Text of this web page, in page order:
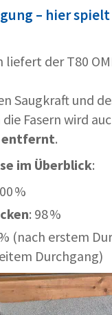
– hier spielt
liefert der T80
Saugkraft und
Fasern wird
entfernt.
im Überblick:
%
: 98 %
(nach erstem
Durchgang)